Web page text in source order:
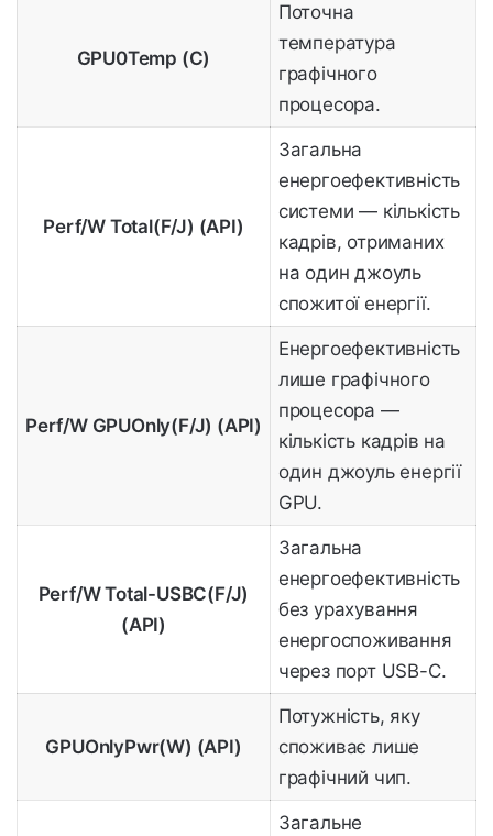
GPU0Temp (C)
Поточна
температура
графічного
процесора.
Perf/W Total(F/J) (API)
Загальна
енергоефективність
системи — кількість
кадрів, отриманих
на один джоуль
спожитої енергії.
Perf/W GPUOnly(F/J) (API)
Енергоефективність
лише графічного
процесора —
кількість кадрів на
один джоуль енергії
GPU.
Perf/W Total-USBC(F/J)
(API)
Загальна
енергоефективність
без урахування
енергоспоживання
через порт USB-C.
GPUOnlyPwr(W) (API)
Потужність, яку
споживає лише
графічний чип.
Загальне